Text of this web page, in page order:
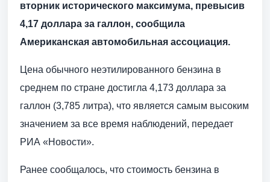
вторник исторического максимума, превысив
4,17 доллара за галлон, сообщила
Американская автомобильная ассоциация.
Цена обычного неэтилированного бензина в
среднем по стране достигла 4,173 доллара за
галлон (3,785 литра), что является самым высоким
значением за все время наблюдений, передает
РИА «Новости».
Ранее сообщалось, что стоимость бензина в